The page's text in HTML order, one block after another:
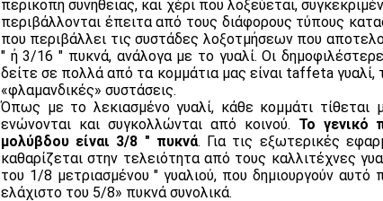
περικοπή συνήθειας, και χέρι που λοξεύεται,
περιβάλλονται έπειτα από τους διάφορους τύπους
που περιβάλλει τις συστάδες λοξοτμήσεων που
″ ή 3/16 ″ πυκνά, ανάλογα με το γυαλί. Οι
δείτε σε πολλά από τα κομμάτια μας είναι taffeta γυαλί,
«φλαμανδικές» συστάσεις.
Όπως με το λεκιασμένο γυαλί, κάθε κομμάτι
ενώνονται και συγκολλώνται από κοινού. Το γενικό
μολύβδου είναι 3/8 ″ πυκνά. Για τις εξωτερικές
καθαρίζεται στην τελειότητα από τους καλλιτέχνες
του 1/8 μετριασμένου ″ γυαλιού, που δημιουργούν αυτό
ελάχιστο του 5/8» πυκνά συνολικά.